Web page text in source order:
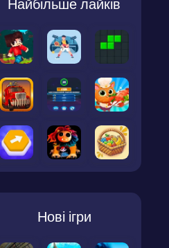
Найбільше лайків
Нові ігри